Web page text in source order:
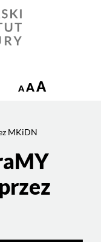
A AA
MKiDN